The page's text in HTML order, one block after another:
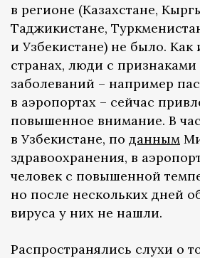
в регионе (Казахстане,
Таджикистане,
и Узбекистане) не было. Как
странах, люди с
заболеваний – например
в аэропортах – сейчас
повышенное внимание. В
в Узбекистане, по данным
здравоохранения, в
человек с повышенной
но после нескольких дней
вируса у них не нашли.
Распространялись слухи о